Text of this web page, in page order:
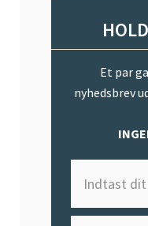
Et par
nyhedsbrev